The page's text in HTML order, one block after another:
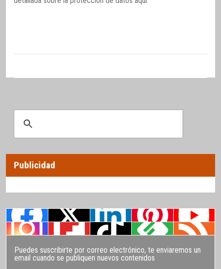
Publicidad
Puedes suscribirte por correo electrónico, te enviaremos un
email cuando se publiquen nuevos contenidos